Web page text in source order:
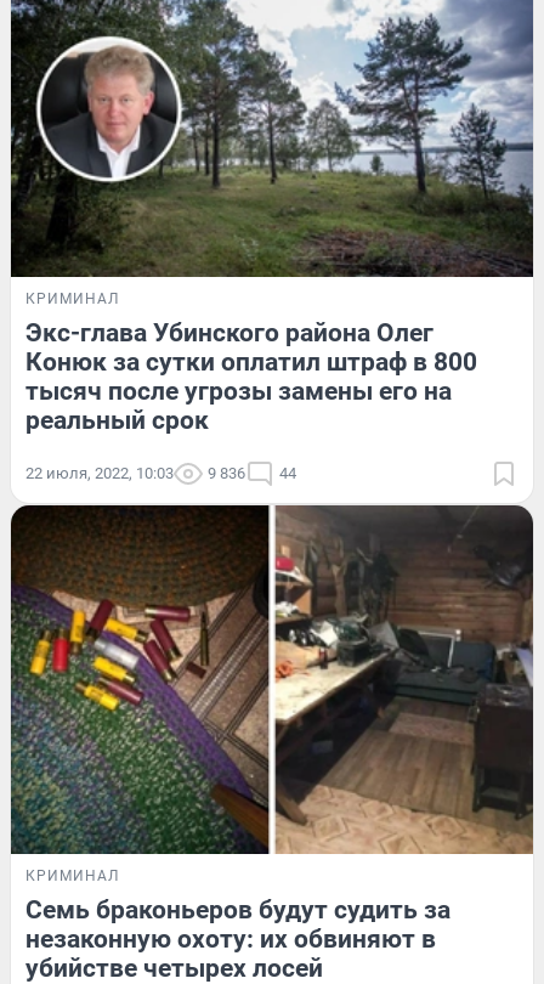
КРИМИНАЛ
Экс-глава Убинского района Олег
Конюк за сутки оплатил штраф в 800
тысяч после угрозы замены его на
реальный срок
22 июля, 2022, 10:03 9 836 44
КРИМИНАЛ
Семь браконьеров будут судить за
незаконную охоту: их обвиняют в
убийстве четырех лосей